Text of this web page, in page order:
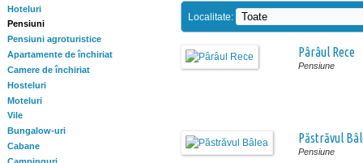
Hoteluri
Pensiuni
Pensiuni agroturistice
Apartamente de închiriat
Camere de închiriat
Hosteluri
Moteluri
Vile
Bungalow-uri
Cabane
Localitate:
Pârâul Rece
Pensiune
Păstrăvul
Pensiune